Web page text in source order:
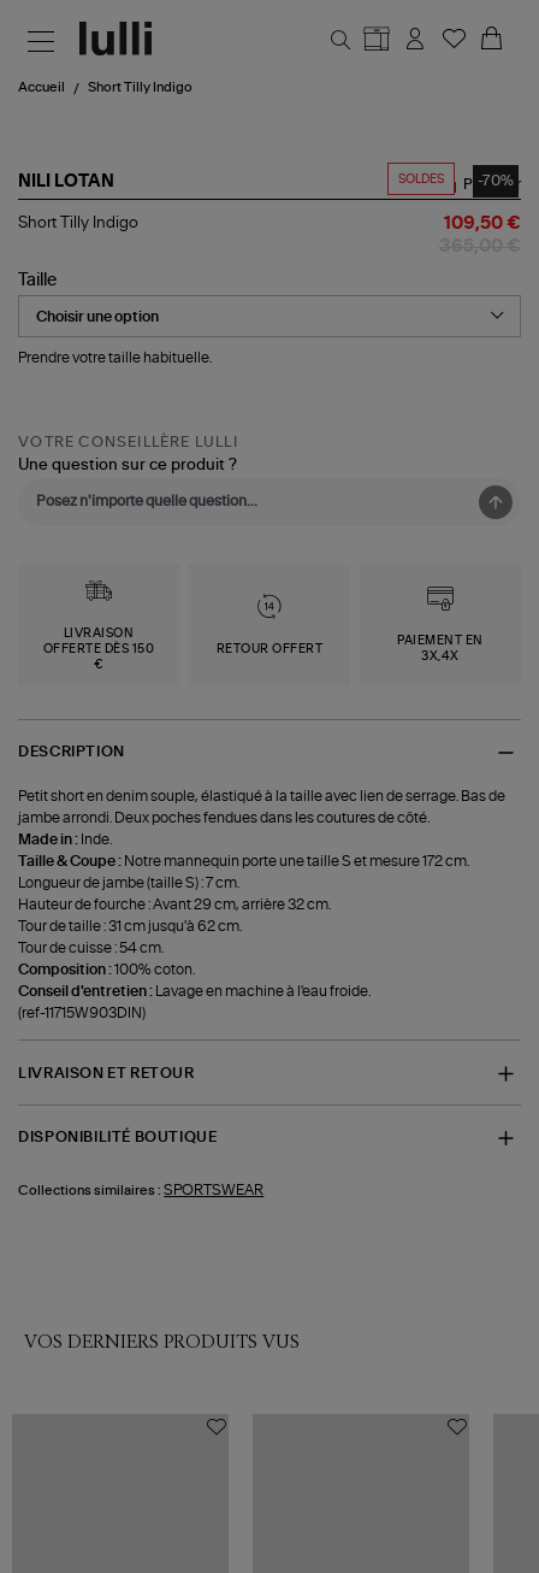
Accueil Short Tilly Indigo
SOLDES -70%
NILI LOTAN
Short
Partager
Short Tilly Indigo 109,50 €
Taille
Prendre votre taille habituelle.
VOTRE CONSEILLÈRE LULLI
Une question sur ce produit ?
LIVRAISON
OFFERTE DÈS 150
€
RETOUR OFFERT
PAIEMENT EN
3X,4X
DESCRIPTION
Petit short en denim souple, élastiqué à la taille avec lien de serrage. Bas de
jambe arrondi. Deux poches fendues dans les coutures de côté.
Made in : Inde.
Taille & Coupe : Notre mannequin porte une taille S et mesure 172 cm.
Longueur de jambe (taille S) : 7 cm.
Hauteur de fourche : Avant 29 cm, arrière 32 cm.
Tour de taille : 31 cm jusqu'à 62 cm.
Tour de cuisse : 54 cm.
Composition :100% coton.
Conseil d'entretien :
Lavage en machine à l'eau froide.
(ref-11715W903DIN)
LIVRAISON ET RETOUR
DISPONIBILITÉ BOUTIQUE
Collections similaires : SPORTSWEAR
VOS DERNIERS PRODUITS VUS